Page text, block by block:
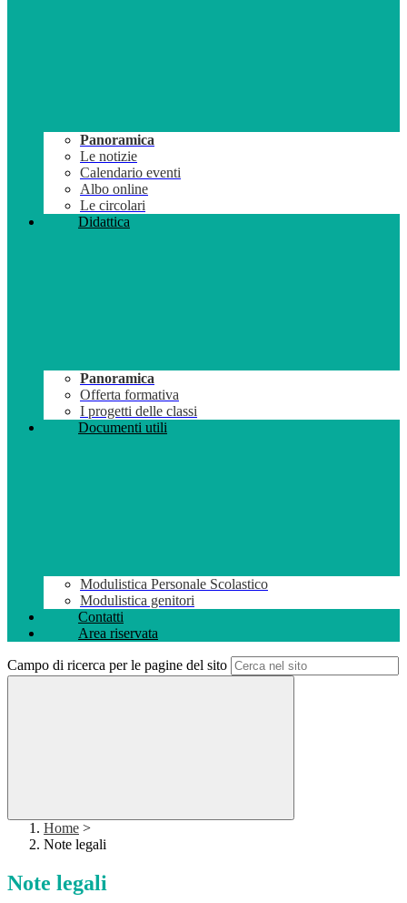
Panoramica
Le notizie
Calendario eventi
Albo online
Le circolari
Didattica
Panoramica
Offerta formativa
I progetti delle classi
Documenti utili
Modulistica Personale Scolastico
Modulistica genitori
Contatti
Area riservata
Campo di ricerca per le pagine del sito
Home >
Note legali
Note legali